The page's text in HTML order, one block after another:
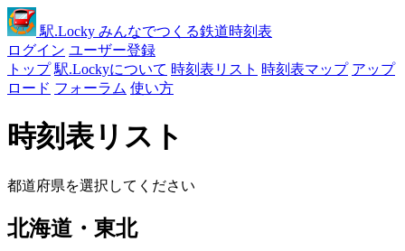
駅.Locky みんなでつくる鉄道時刻表
ログイン ユーザー登録
トップ 駅.Lockyについて 時刻表リスト 時刻表マップ アップ
ロード フォーラム 使い方
時刻表リスト
都道府県を選択してください
北海道・東北